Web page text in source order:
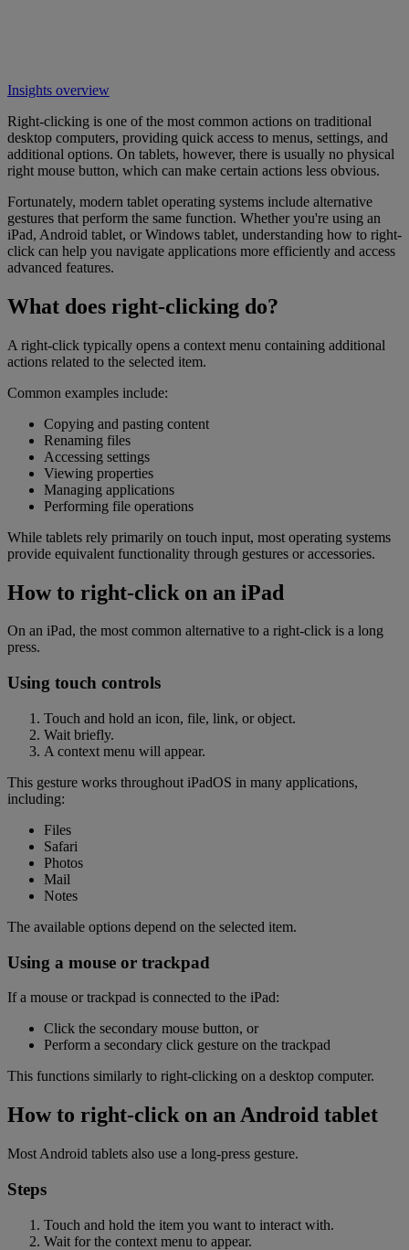
Insights overview
Right-clicking is one of the most common actions on traditional
desktop computers, providing quick access to menus, settings, and
additional options. On tablets, however, there is usually no physical
right mouse button, which can make certain actions less obvious.
Fortunately, modern tablet operating systems include alternative
gestures that perform the same function. Whether you're using an
iPad, Android tablet, or Windows tablet, understanding how to right-
click can help you navigate applications more efficiently and access
advanced features.
What does right-clicking do?
A right-click typically opens a context menu containing additional
actions related to the selected item.
Common examples include:
Copying and pasting content
Renaming files
Accessing settings
Viewing properties
Managing applications
Performing file operations
While tablets rely primarily on touch input, most operating systems
provide equivalent functionality through gestures or accessories.
How to right-click on an iPad
On an iPad, the most common alternative to a right-click is a long
press.
Using touch controls
Touch and hold an icon, file, link, or object.
Wait briefly.
A context menu will appear.
This gesture works throughout iPadOS in many applications,
including:
Files
Safari
Photos
Mail
Notes
The available options depend on the selected item.
Using a mouse or trackpad
If a mouse or trackpad is connected to the iPad:
Click the secondary mouse button, or
Perform a secondary click gesture on the trackpad
This functions similarly to right-clicking on a desktop computer.
How to right-click on an Android tablet
Most Android tablets also use a long-press gesture.
Steps
Touch and hold the item you want to interact with.
Wait for the context menu to appear.